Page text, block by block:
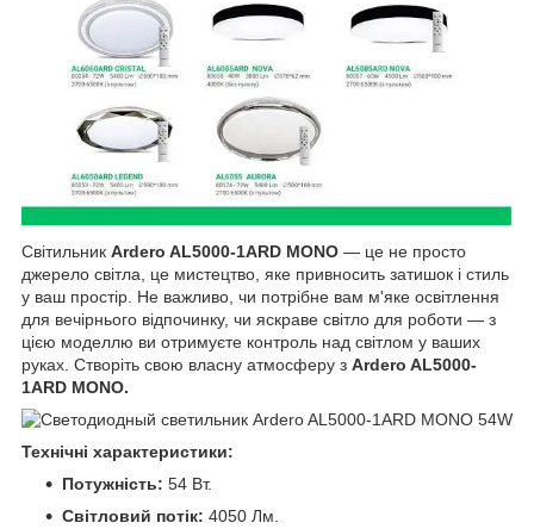
Світильник Ardero AL5000-1ARD MONO — це не просто
джерело світла, це мистецтво, яке привносить затишок і стиль
у ваш простір. Не важливо, чи потрібне вам м'яке освітлення
для вечірнього відпочинку, чи яскраве світло для роботи — з
цією моделлю ви отримуєте контроль над світлом у ваших
руках. Створіть свою власну атмосферу з Ardero AL5000-
1ARD MONO.
Технічні характеристики:
Потужність: 54 Вт.
Світловий потік: 4050 Лм.